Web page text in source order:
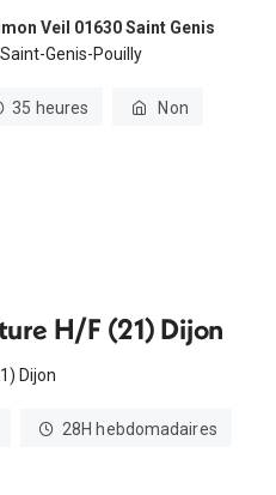
Veil 01630 Saint Genis
Genis-Pouilly
35 heures Non
H/F (21) Dijon
Dijon
28H hebdomadaires